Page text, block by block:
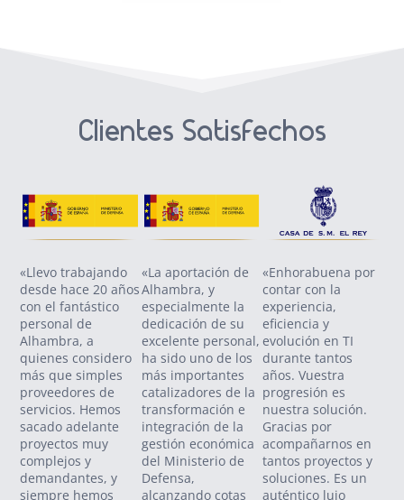
Clientes Satisfechos
«Llevo trabajando
desde hace 20 años
con el fantástico
personal de
Alhambra, a
quienes considero
más que simples
proveedores de
servicios. Hemos
sacado adelante
proyectos muy
complejos y
demandantes, y
siempre hemos
«La aportación de
Alhambra, y
especialmente la
dedicación de su
excelente personal,
ha sido uno de los
más importantes
catalizadores de la
transformación e
integración de la
gestión económica
del Ministerio de
Defensa,
alcanzando cotas
«Enhorabuena por
contar con la
experiencia,
eficiencia y
evolución en TI
durante tantos
años. Vuestra
progresión es
nuestra solución.
Gracias por
acompañarnos en
tantos proyectos y
soluciones. Es un
auténtico lujo